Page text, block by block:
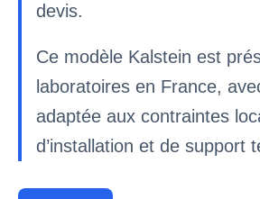
devis.
Ce modèle Kalstein est
laboratoires en France,
adaptée aux contraintes
d’installation et de support